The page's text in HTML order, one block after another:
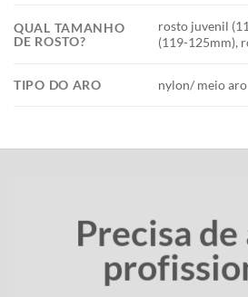
QUAL TAMANHO
DE ROSTO?
rosto juvenil
(119-125mm),
TIPO DO ARO nylon/ meio aro
Precisa de